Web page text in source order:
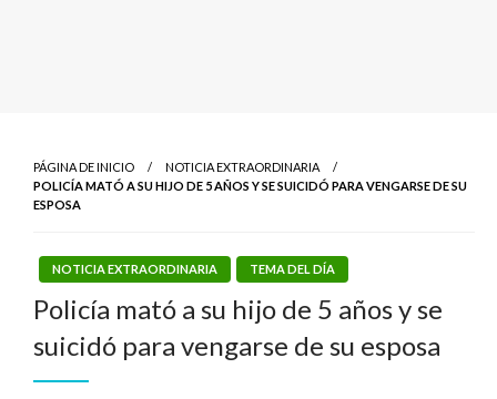
PÁGINA DE INICIO
NOTICIA EXTRAORDINARIA
POLICÍA MATÓ A SU HIJO DE 5 AÑOS Y SE SUICIDÓ PARA VENGARSE DE SU
ESPOSA
NOTICIA EXTRAORDINARIA TEMA DEL DÍA
Policía mató a su hijo de 5 años y se
suicidó para vengarse de su esposa